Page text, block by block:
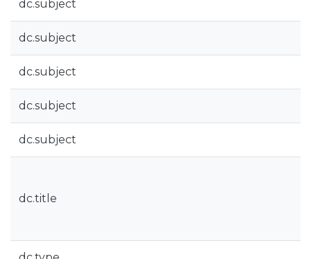
dc.subject
dc.subject
dc.subject
dc.subject
dc.subject
dc.title